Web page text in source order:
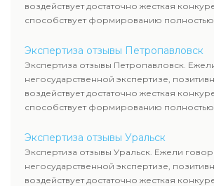
воздействует достаточно жесткая
способствует формированию полностью
Экспертиза отзывы Петропавловск
Экспертиза отзывы Петропавловск.
негосударственной экспертизе,
воздействует достаточно жесткая
способствует формированию полностью
Экспертиза отзывы Уральск
Экспертиза отзывы Уральск. Ежели
негосударственной экспертизе,
воздействует достаточно жесткая